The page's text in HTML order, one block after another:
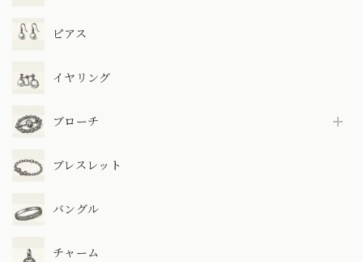
ピアス
イヤリング
ブローチ
ブレスレット
バングル
チャーム